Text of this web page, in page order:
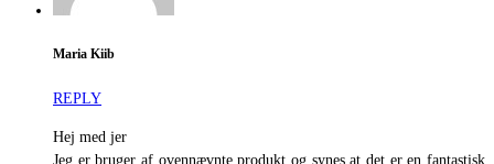
Maria Kiib
REPLY
Hej med jer
Jeg er bruger af ovennævnte produkt og synes at det er en fantastisk